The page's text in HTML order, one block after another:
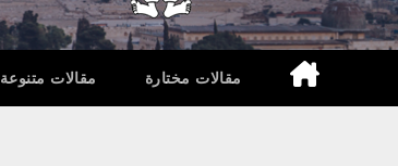
مقالات مختارة مقالات متنوعة